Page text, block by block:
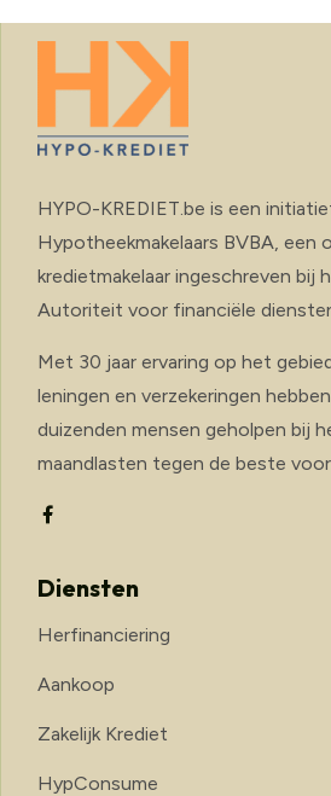
HYPO-KREDIET.be is een
Hypotheekmakelaars BVBA, een
kredietmakelaar ingeschreven bij
Autoriteit voor financiële
Met 30 jaar ervaring op het
leningen en verzekeringen
duizenden mensen geholpen bij
maandlasten tegen de beste
Diensten
Herfinanciering
Aankoop
Zakelijk Krediet
HypConsume